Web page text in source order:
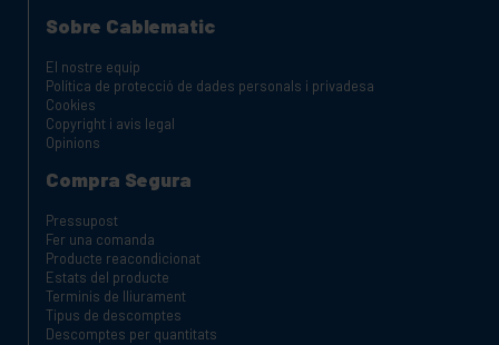
Sobre Cablematic
El nostre equip
Política de protecció de dades personals i privadesa
Cookies
Copyright i avis legal
Opinions
Compra Segura
Pressupost
Fer una comanda
Producte reacondicionat
Estats del producte
Terminis de lliurament
Tipus de descomptes
Descomptes per quantitats